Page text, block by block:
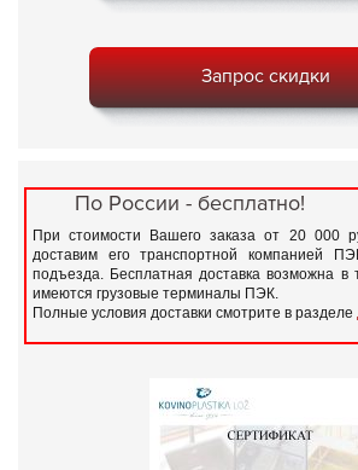
Запрос скидки
По России - бесплатно!
При стоимости Вашего заказа от 20 000
доставим его транспортной компанией
подъезда. Бесплатная доставка возможна в
имеются грузовые терминалы ПЭК.
Полные условия доставки смотрите в разделе